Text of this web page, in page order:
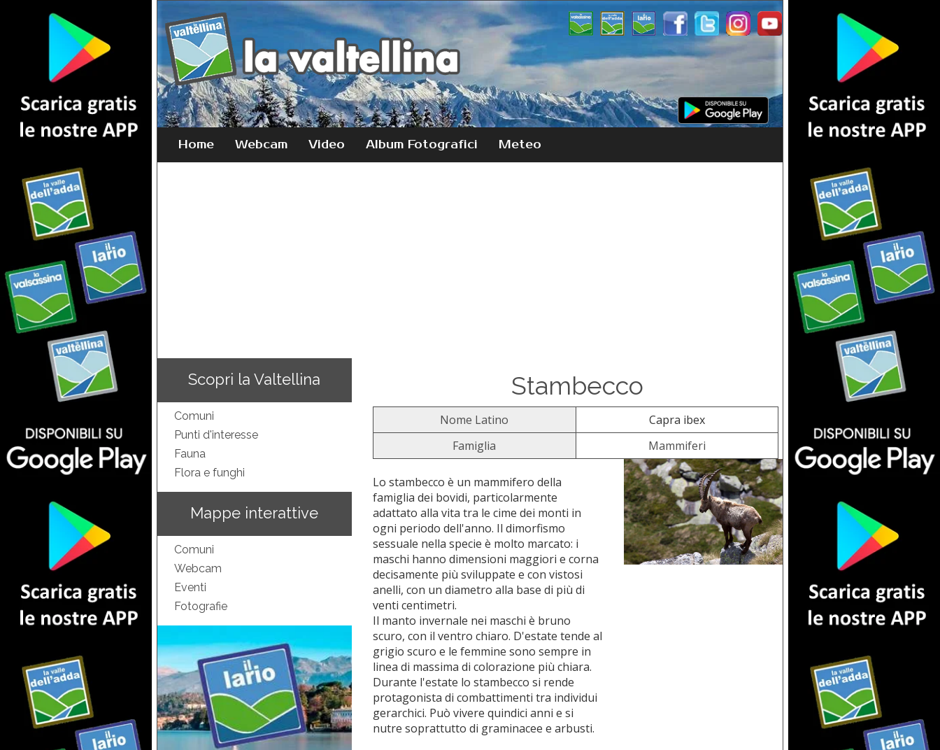
Home Webcam Video Album Fotografici Meteo
Scopri la Valtellina
Comuni
Punti d'interesse
Fauna
Flora e funghi
Mappe interattive
Comuni
Webcam
Eventi
Fotografie
Stambecco
Nome Latino
Capra ibex
Famiglia
Mammiferi
Lo stambecco è un mammifero della
famiglia dei bovidi, particolarmente
adattato alla vita tra le cime dei monti in
ogni periodo dell'anno. Il dimorfismo
sessuale nella specie è molto marcato: i
maschi hanno dimensioni maggiori e corna
decisamente più sviluppate e con vistosi
anelli, con un diametro alla base di più di
venti centimetri.
Il manto invernale nei maschi è bruno
scuro, con il ventro chiaro. D'estate tende al
grigio scuro e le femmine sono sempre in
linea di massima di colorazione più chiara.
Durante l'estate lo stambecco si rende
protagonista di combattimenti tra individui
gerarchici. Può vivere quindici anni e si
nutre soprattutto di graminacee e arbusti.